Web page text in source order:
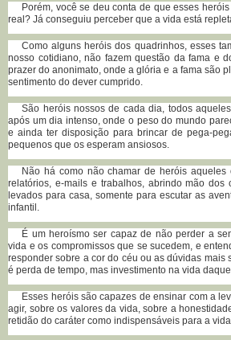
Porém, você se deu conta de que esses
real? Já conseguiu perceber que a vida está
Como alguns heróis dos quadrinhos, esses
nosso cotidiano, não fazem questão da fama e
prazer do anonimato, onde a glória e a fama são
sentimento do dever cumprido.
São heróis nossos de cada dia, todos
após um dia intenso, onde o peso do mundo
e ainda ter disposição para brincar de pega-
pequenos que os esperam ansiosos.
Não há como não chamar de heróis
relatórios, e-mails e trabalhos, abrindo mão dos
levados para casa, somente para escutar as
infantil.
É um heroísmo ser capaz de não perder a
vida e os compromissos que se sucedem, e
responder sobre a cor do céu ou as dúvidas mais
é perda de tempo, mas investimento na vida
Esses heróis são capazes de ensinar com a
agir, sobre os valores da vida, sobre a
retidão do caráter como indispensáveis para a vida.